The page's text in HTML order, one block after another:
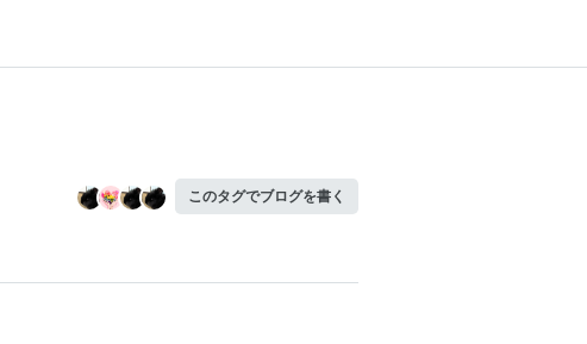
このタグでブログを書く